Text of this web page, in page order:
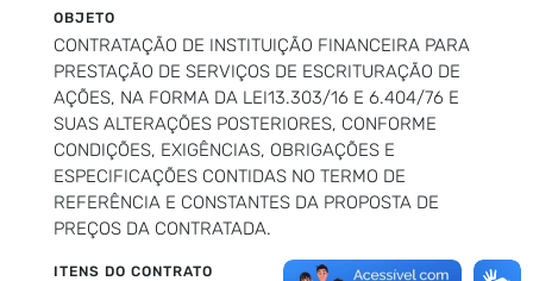
OBJETO
CONTRATAÇÃO DE INSTITUIÇÃO FINANCEIRA PARA
PRESTAÇÃO DE SERVIÇOS DE ESCRITURAÇÃO DE
AÇÕES, NA FORMA DA LEI13.303/16 E 6.404/76 E
SUAS ALTERAÇÕES POSTERIORES, CONFORME
CONDIÇÕES, EXIGÊNCIAS, OBRIGAÇÕES E
ESPECIFICAÇÕES CONTIDAS NO TERMO DE
REFERÊNCIA E CONSTANTES DA PROPOSTA DE
PREÇOS DA CONTRATADA.
ITENS DO CONTRATO